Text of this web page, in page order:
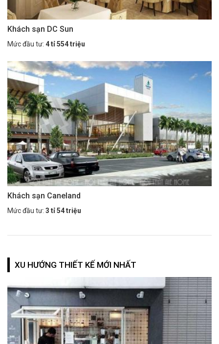
Khách sạn DC Sun
Mức đầu tư: 4 tỉ 554 triệu
Khách sạn Caneland
Mức đầu tư: 3 tỉ 54 triệu
XU HƯỚNG THIẾT KẾ MỚI NHẤT